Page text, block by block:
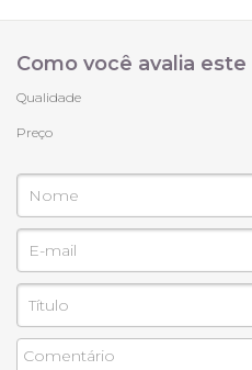
Essa peça acompanha:
* Nota Fiscal
Como você avalia
Qualidade
Preço